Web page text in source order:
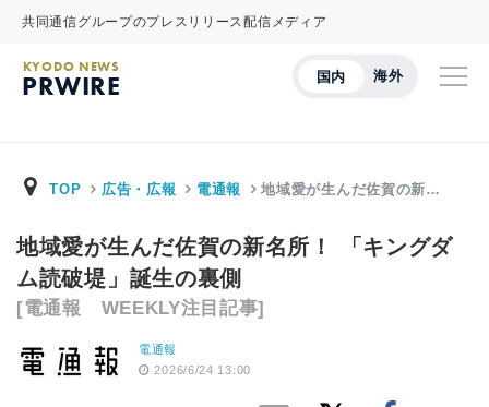
共同通信グループのプレスリリース配信メディア
国内 海外
KYODO NEWS
PRWIRE
TOP 広告・広報 電通報 地域愛が生んだ佐賀の新…
地域愛が生んだ佐賀の新名所！ 「キングダ
ム読破堤」誕生の裏側
[電通報 WEEKLY注目記事]
電通報
2026/6/24 13:00